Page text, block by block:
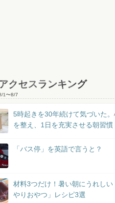
アクセスランキング
1〜8/7
5時起きを30年続けて気づいた
を整え、1日を充実させる朝習慣
「バス停」を英語で言うと？
材料3つだけ！暑い朝にうれしい
やりおやつ」レシピ3選